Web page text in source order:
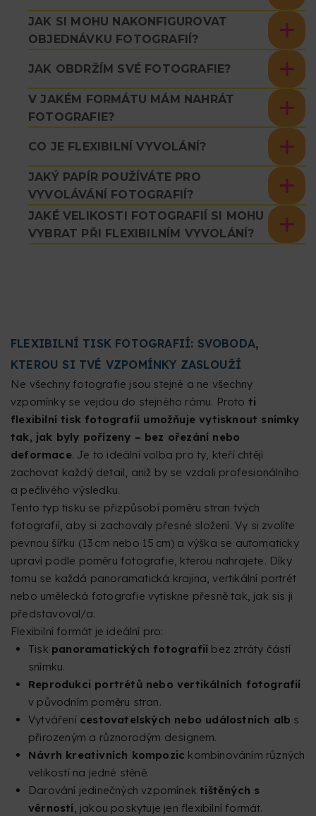
JAK SI MOHU NAKONFIGUROVAT
OBJEDNÁVKU FOTOGRAFIÍ?
JAK OBDRŽÍM SVÉ FOTOGRAFIE?
V JAKÉM FORMÁTU MÁM NAHRÁT
FOTOGRAFIE?
CO JE FLEXIBILNÍ VYVOLÁNÍ?
JAKÝ PAPÍR POUŽÍVÁTE PRO
VYVOLÁVÁNÍ FOTOGRAFIÍ?
JAKÉ VELIKOSTI FOTOGRAFIÍ SI MOHU
VYBRAT PŘI FLEXIBILNÍM VYVOLÁNÍ?
FLEXIBILNÍ TISK FOTOGRAFIÍ: SVOBODA,
KTEROU SI TVÉ VZPOMÍNKY ZASLOUŽÍ
Ne všechny fotografie jsou stejné a ne všechny
vzpomínky se vejdou do stejného rámu. Proto ti
flexibilní tisk fotografií umožňuje vytisknout snímky
tak, jak byly pořízeny – bez ořezání nebo
deformace. Je to ideální volba pro ty, kteří chtějí
zachovat každý detail, aniž by se vzdali profesionálního
a pečlivého výsledku.
Tento typ tisku se přizpůsobí poměru stran tvých
fotografií, aby si zachovaly přesné složení. Vy si zvolíte
pevnou šířku (13 cm nebo 15 cm) a výška se automaticky
upraví podle poměru fotografie, kterou nahrajete. Díky
tomu se každá panoramatická krajina, vertikální portrét
nebo umělecká fotografie vytiskne přesně tak, jak sis ji
představoval/a.
Flexibilní formát je ideální pro:
Tisk panoramatických fotografií bez ztráty částí
snímku.
Reprodukci portrétů nebo vertikálních fotografií
v původním poměru stran.
Vytváření cestovatelských nebo událostních alb s
přirozeným a různorodým designem.
Návrh kreativních kompozic kombinováním různých
velikostí na jedné stěně.
Darování jedinečných vzpomínektištěných s
věrností, jakou poskytuje jen flexibilní formát.